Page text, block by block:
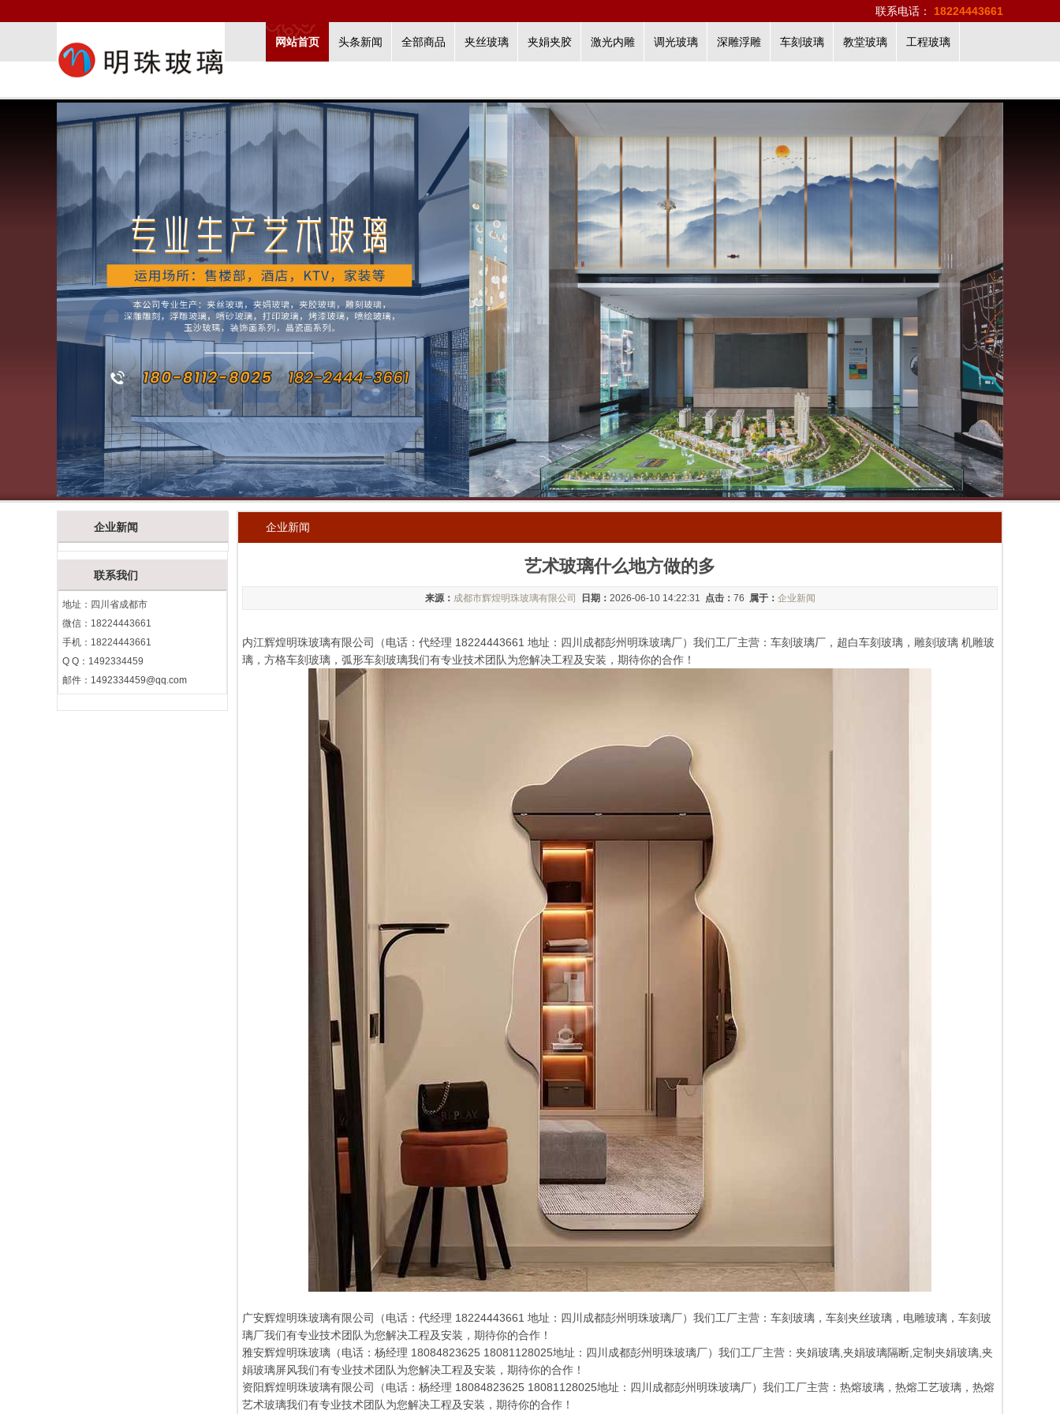
联系电话： 18224443661
网站首页 头条新闻 全部商品 夹丝玻璃 夹娟夹胶 激光内雕 调光玻璃 深雕浮雕 车刻玻璃 教堂玻璃 工程玻璃
企业新闻
联系我们
地址：四川省成都市
微信：18224443661
手机：18224443661
Q Q：1492334459
邮件： 1492334459@qq.com
企业新闻
艺术玻璃什么地方做的多
来源： 成都市辉煌明珠玻璃有限公司 日期： 2026-06-10 14:22:31 点击： 76 属于： 企业新闻
内江辉煌明珠玻璃有限公司（电话：代经理 18224443661 地址：四川成都彭州明珠玻璃厂）我们工厂主营：车刻玻璃厂，超白车刻玻璃，雕刻玻璃 机雕玻
璃，方格车刻玻璃，弧形车刻玻璃我们有专业技术团队为您解决工程及安装，期待你的合作！
广安辉煌明珠玻璃有限公司（电话：代经理 18224443661 地址：四川成都彭州明珠玻璃厂）我们工厂主营：车刻玻璃，车刻夹丝玻璃，电雕玻璃，车刻玻
璃厂我们有专业技术团队为您解决工程及安装，期待你的合作！
雅安辉煌明珠玻璃（电话：杨经理 18084823625 18081128025地址：四川成都彭州明珠玻璃厂）我们工厂主营：夹娟玻璃,夹娟玻璃隔断,定制夹娟玻璃,夹
娟玻璃屏风我们有专业技术团队为您解决工程及安装，期待你的合作！
资阳辉煌明珠玻璃有限公司（电话：杨经理 18084823625 18081128025地址：四川成都彭州明珠玻璃厂）我们工厂主营：热熔玻璃，热熔工艺玻璃，热熔
艺术玻璃我们有专业技术团队为您解决工程及安装，期待你的合作！